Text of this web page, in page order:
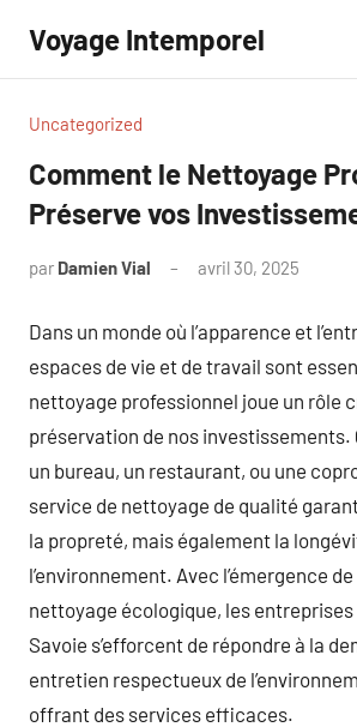
contenu
Voyage Intemporel
Uncategorized
Comment le Nettoyage
Préserve vos
par Damien Vial avril 30, 2025
Dans un monde où l’apparence et
espaces de vie et de travail sont
nettoyage professionnel joue un rôle
préservation de nos investissements.
un bureau, un restaurant, ou une
service de nettoyage de qualité
la propreté, mais également la
l’environnement. Avec l’émergence
nettoyage écologique, les
Savoie s’efforcent de répondre à la
entretien respectueux de
offrant des services efficaces.